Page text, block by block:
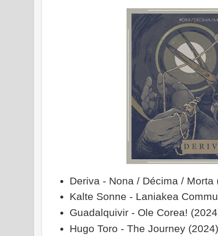
Deriva - Nona / Décima / Morta
Kalte Sonne - Laniakea
Guadalquivir - Ole Corea!
Hugo Toro - The Journey